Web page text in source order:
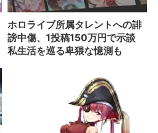
ホロライブ所属タレントへの誹
謗中傷、1投稿150万円で示談
私生活を巡る卑猥な憶測も